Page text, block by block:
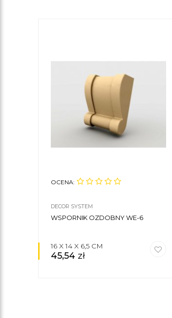
OCENA:
DECOR SYSTEM
WSPORNIK OZDOBNY WE-6
16 X 14 X 6,5 CM
45,54 zł